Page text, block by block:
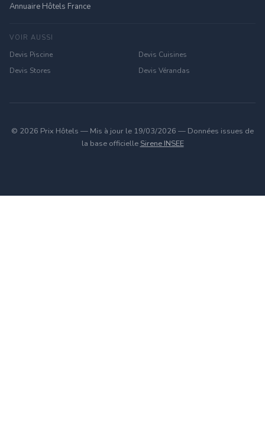
Annuaire Hôtels France
VOIR AUSSI
Devis Piscine
Devis Cuisines
Devis Stores
Devis Vérandas
© 2026 Prix Hôtels — Mis à jour le 19/03/2026 — Données issues de
la base officielle Sirene INSEE